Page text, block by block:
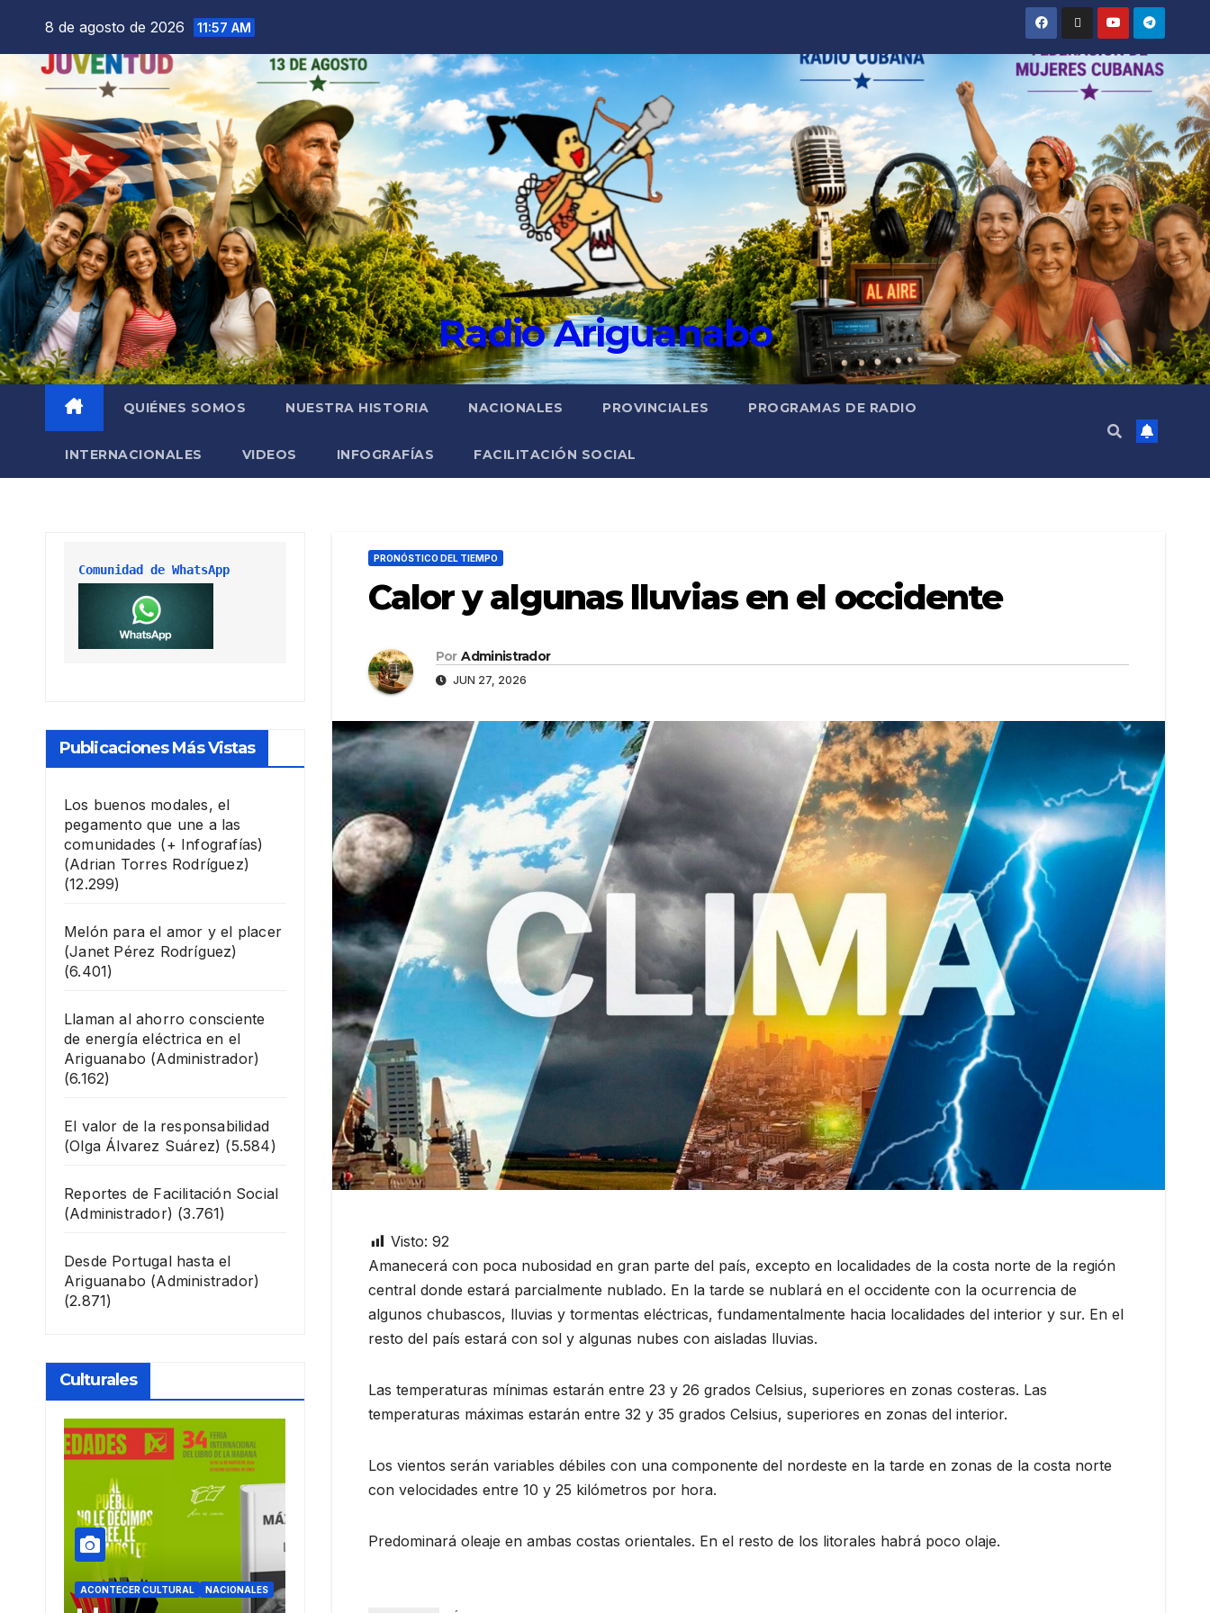
8 de agosto de 2026 11:57 AM
Radio Ariguanabo
QUIÉNES SOMOS NUESTRA HISTORIA NACIONALES PROVINCIALES PROGRAMAS DE RADIO
INTERNACIONALES VIDEOS INFOGRAFÍAS FACILITACIÓN SOCIAL
Comunidad de WhatsApp
Publicaciones Más Vistas
Los buenos modales, el
pegamento que une a las
comunidades (+ Infografías)
(Adrian Torres Rodríguez)
(12.299)
Melón para el amor y el placer
(Janet Pérez Rodríguez)
(6.401)
Llaman al ahorro consciente
de energía eléctrica en el
Ariguanabo (Administrador)
(6.162)
El valor de la responsabilidad
(Olga Álvarez Suárez) (5.584)
Reportes de Facilitación Social
(Administrador) (3.761)
Desde Portugal hasta el
Ariguanabo (Administrador)
(2.871)
Culturales
ACONTECER CULTURAL
PRONÓSTICO DEL TIEMPO
Calor y algunas lluvias en el occidente
Por Administrador
JUN 27, 2026
Visto: 92
Amanecerá con poca nubosidad en gran parte del país, excepto en localidades de la costa norte de la región
central donde estará parcialmente nublado. En la tarde se nublará en el occidente con la ocurrencia de
algunos chubascos, lluvias y tormentas eléctricas, fundamentalmente hacia localidades del interior y sur. En el
resto del país estará con sol y algunas nubes con aisladas lluvias.
Las temperaturas mínimas estarán entre 23 y 26 grados Celsius, superiores en zonas costeras. Las
temperaturas máximas estarán entre 32 y 35 grados Celsius, superiores en zonas del interior.
Los vientos serán variables débiles con una componente del nordeste en la tarde en zonas de la costa norte
con velocidades entre 10 y 25 kilómetros por hora.
Predominará oleaje en ambas costas orientales. En el resto de los litorales habrá poco olaje.